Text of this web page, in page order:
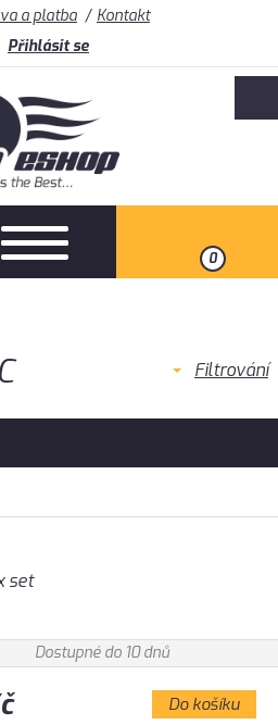
a platba
Kontakt
Přihlásit se
0
Filtrování
set
Dostupné do 10 dnů
Do košíku